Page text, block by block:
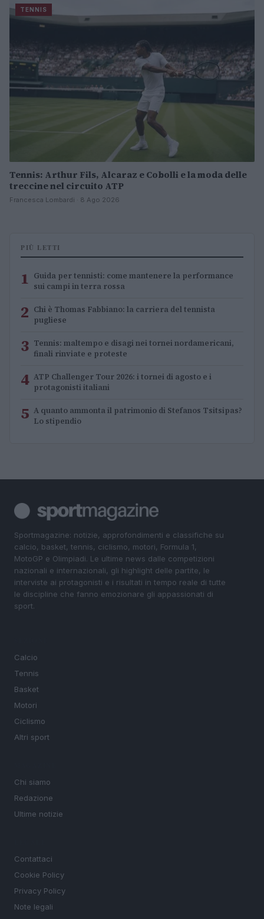
TENNIS
Tennis: Arthur Fils, Alcaraz e Cobolli e la moda delle
treccine nel circuito ATP
Francesca Lombardi · 8 Ago 2026
PIÙ LETTI
1 Guida per tennisti: come mantenere la performance
sui campi in terra rossa
2 Chi è Thomas Fabbiano: la carriera del tennista
pugliese
3 Tennis: maltempo e disagi nei tornei nordamericani,
finali rinviate e proteste
4 ATP Challenger Tour 2026: i tornei di agosto e i
protagonisti italiani
5 A quanto ammonta il patrimonio di Stefanos Tsitsipas?
Lo stipendio
Sportmagazine: notizie, approfondimenti e classifiche su
calcio, basket, tennis, ciclismo, motori, Formula 1,
MotoGP e Olimpiadi. Le ultime news dalle competizioni
nazionali e internazionali, gli highlight delle partite, le
interviste ai protagonisti e i risultati in tempo reale di tutte
le discipline che fanno emozionare gli appassionati di
sport.
Calcio
Tennis
Basket
Motori
Ciclismo
Altri sport
Chi siamo
Redazione
Ultime notizie
Contattaci
Cookie Policy
Privacy Policy
Note legali